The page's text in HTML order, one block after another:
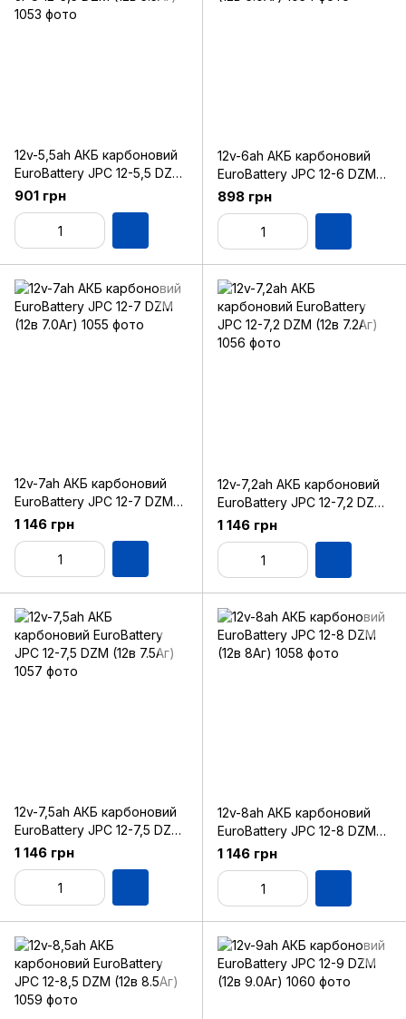
12v-5,5ah АКБ карбоновий
EuroBattery JPC 12-5,5 DZM
(12в 5.5Аг)
901 грн
12v-6ah АКБ карбоновий
EuroBattery JPC 12-6 DZM
(12в 6.0Аг)
898 грн
12v-7ah АКБ карбоновий
EuroBattery JPC 12-7 DZM
(12в 7.0Аг)
1 146 грн
12v-7,2ah АКБ карбоновий
EuroBattery JPC 12-7,2 DZM
(12в 7.2Аг)
1 146 грн
12v-7,5ah АКБ карбоновий
EuroBattery JPC 12-7,5 DZM
(12в 7.5Аг)
1 146 грн
12v-8ah АКБ карбоновий
EuroBattery JPC 12-8 DZM
(12в 8Аг)
1 146 грн